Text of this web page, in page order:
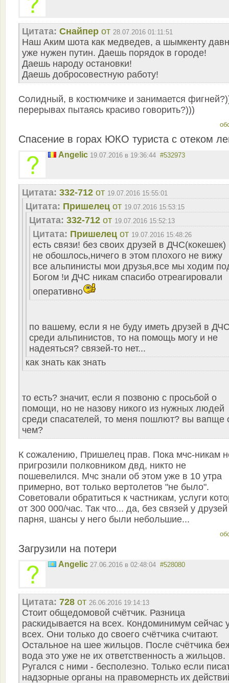
Цитата: Снайпер от 28.07.2016 01:11:51
Наш Аким шота как медведев, а шымкенту
уже нужен путин. Даешь порядок в городе!
Даешь народу остановки!
Даешь добросовестную работу!
Солидный, в костюмчике и занимается
перерывах пытаясь красиво говорить?)))
Спасение в горах ЮКО туриста с отеком
Angelic 19.07.2016 в 19:36:44 #532973
Цитата: 332-712 от 19.07.2016 15:55:01
Цитата: Пришелец от 19.07.2016 15:53:15
Цитата: 332-712 от 19.07.2016 15:52:13
Цитата: Пришелец от 19.07.2016 15:48:26
есть связи! без своих друзей в ДЧС(кокешек)
не обошлось,ничего в этом плохого не вижу
все альпинисты мои друзья,все мы ходим
Богом !и ДЧС никам спасибо отреагировали
оперативно
по вашему, если я не буду иметь друзей в
среди альпинистов, то на помощь могу и не
надеяться? связей-то нет...
как знать как знать
то есть? значит, если я позвоню с просьбой о
помощи, но не назову никого из нужных людей
среди спасателей, то меня пошлют? вы вапще
чем?
К сожалению, Пришелец прав. Пока мчс-никам
пригрозили полковником двд, никто не
пошевелился. Мчс знали об этом уже в 10 утра
примерно, вот только вертолетов "не было".
Советовали обратиться к частникам, услуги
от 300 000/час. Так что... да, без связей у друзей
парня, шансы у него были небольшие...
Загрузили на потери
Angelic 27.06.2016 в 02:48:04 #528080
Цитата: 728 от 26.06.2016 19:14:13
Стоит общедомовой счётчик. Разница
раскидывается на всех. Кондоминимум сейчас
всех. Они только до своего счётчика считают.
Остальное на шее жильцов. После счётчика
вода это уже не их ответственность а жильцов.
Ругался с ними - бесполезно. Только если
надзорные органы на правомернсть их